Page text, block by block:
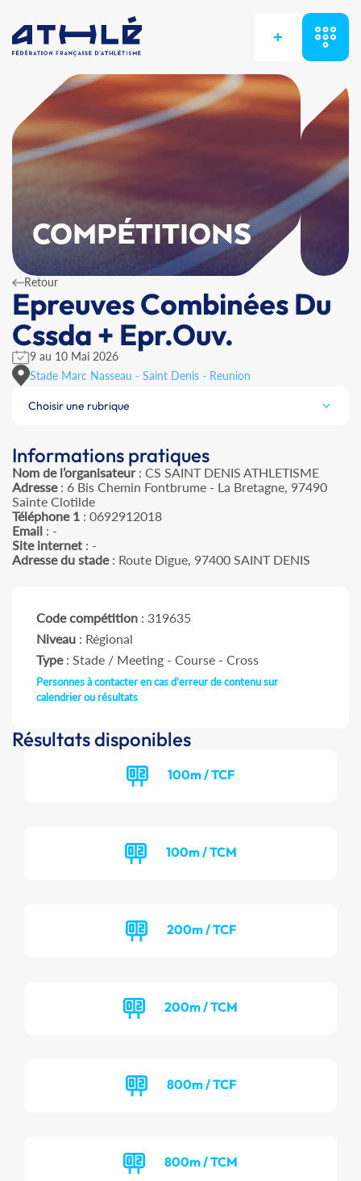
+
COMPÉTITIONS
Retour
Epreuves Combinées Du
Cssda + Epr.Ouv.
9 au 10 Mai 2026
Stade Marc Nasseau - Saint Denis - Reunion
Choisir une rubrique
Informations pratiques
Nom de l’organisateur: CS SAINT DENIS ATHLETISME
Adresse: 6 Bis Chemin Fontbrume - La Bretagne, 97490
Sainte Clotilde
Téléphone 1 : 0692912018
Email : -
Site internet : -
Adresse du stade: Route Digue, 97400 SAINT DENIS
Code compétition : 319635
Niveau : Régional
Type: Stade / Meeting - Course - Cross
Personnes à contacter en cas d'erreur de contenu sur
calendrier ou résultats
Résultats disponibles
100m / TCF
100m / TCM
200m / TCF
200m / TCM
800m / TCF
800m / TCM